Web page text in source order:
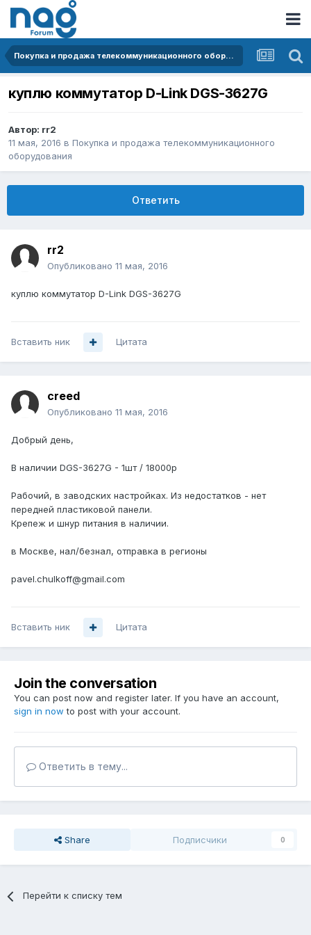
Покупка и продажа телекоммуникационного оборудования
куплю коммутатор D-Link DGS-3627G
Автор: rr2
11 мая, 2016 в Покупка и продажа телекоммуникационного
оборудования
Ответить
rr2
Опубликовано 11 мая, 2016
куплю коммутатор D-Link DGS-3627G
Вставить ник Цитата
creed
Опубликовано 11 мая, 2016
Добрый день,
В наличии DGS-3627G - 1шт / 18000р
Рабочий, в заводских настройках. Из недостатков - нет
передней пластиковой панели.
Крепеж и шнур питания в наличии.
в Москве, нал/безнал, отправка в регионы
pavel.chulkoff@gmail.com
Вставить ник Цитата
Join the conversation
You can post now and register later. If you have an account,
sign in now to post with your account.
Ответить в тему...
Share Подписчики 0
Перейти к списку тем